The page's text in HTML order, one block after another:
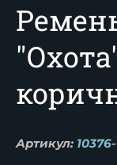
Артикул: 10376-